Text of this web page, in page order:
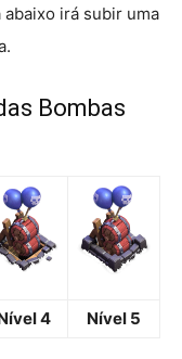
abaixo irá subir uma
Bombas
4 Nível 5